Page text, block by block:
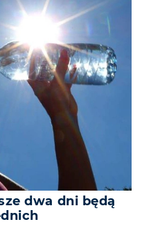
dwa dni będą